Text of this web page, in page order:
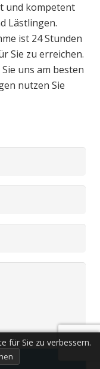
und kompetent
Lästlingen.
am besten
nutzen Sie
für Sie zu verbessern.